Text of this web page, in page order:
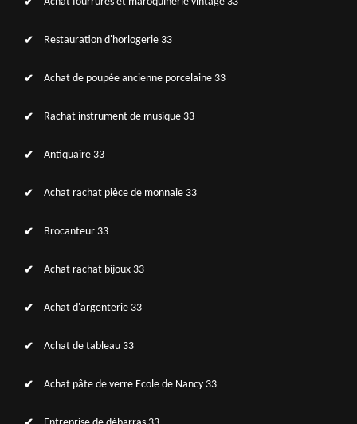
Restauration d'horlogerie 33
Achat de poupée ancienne porcelaine 33
Rachat instrument de musique 33
Antiquaire 33
Achat rachat pièce de monnaie 33
Brocanteur 33
Achat rachat bijoux 33
Achat d'argenterie 33
Achat de tableau 33
Achat pâte de verre Ecole de Nancy 33